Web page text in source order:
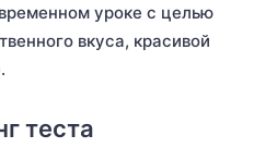
уроке с целью
вкуса, красивой
теста